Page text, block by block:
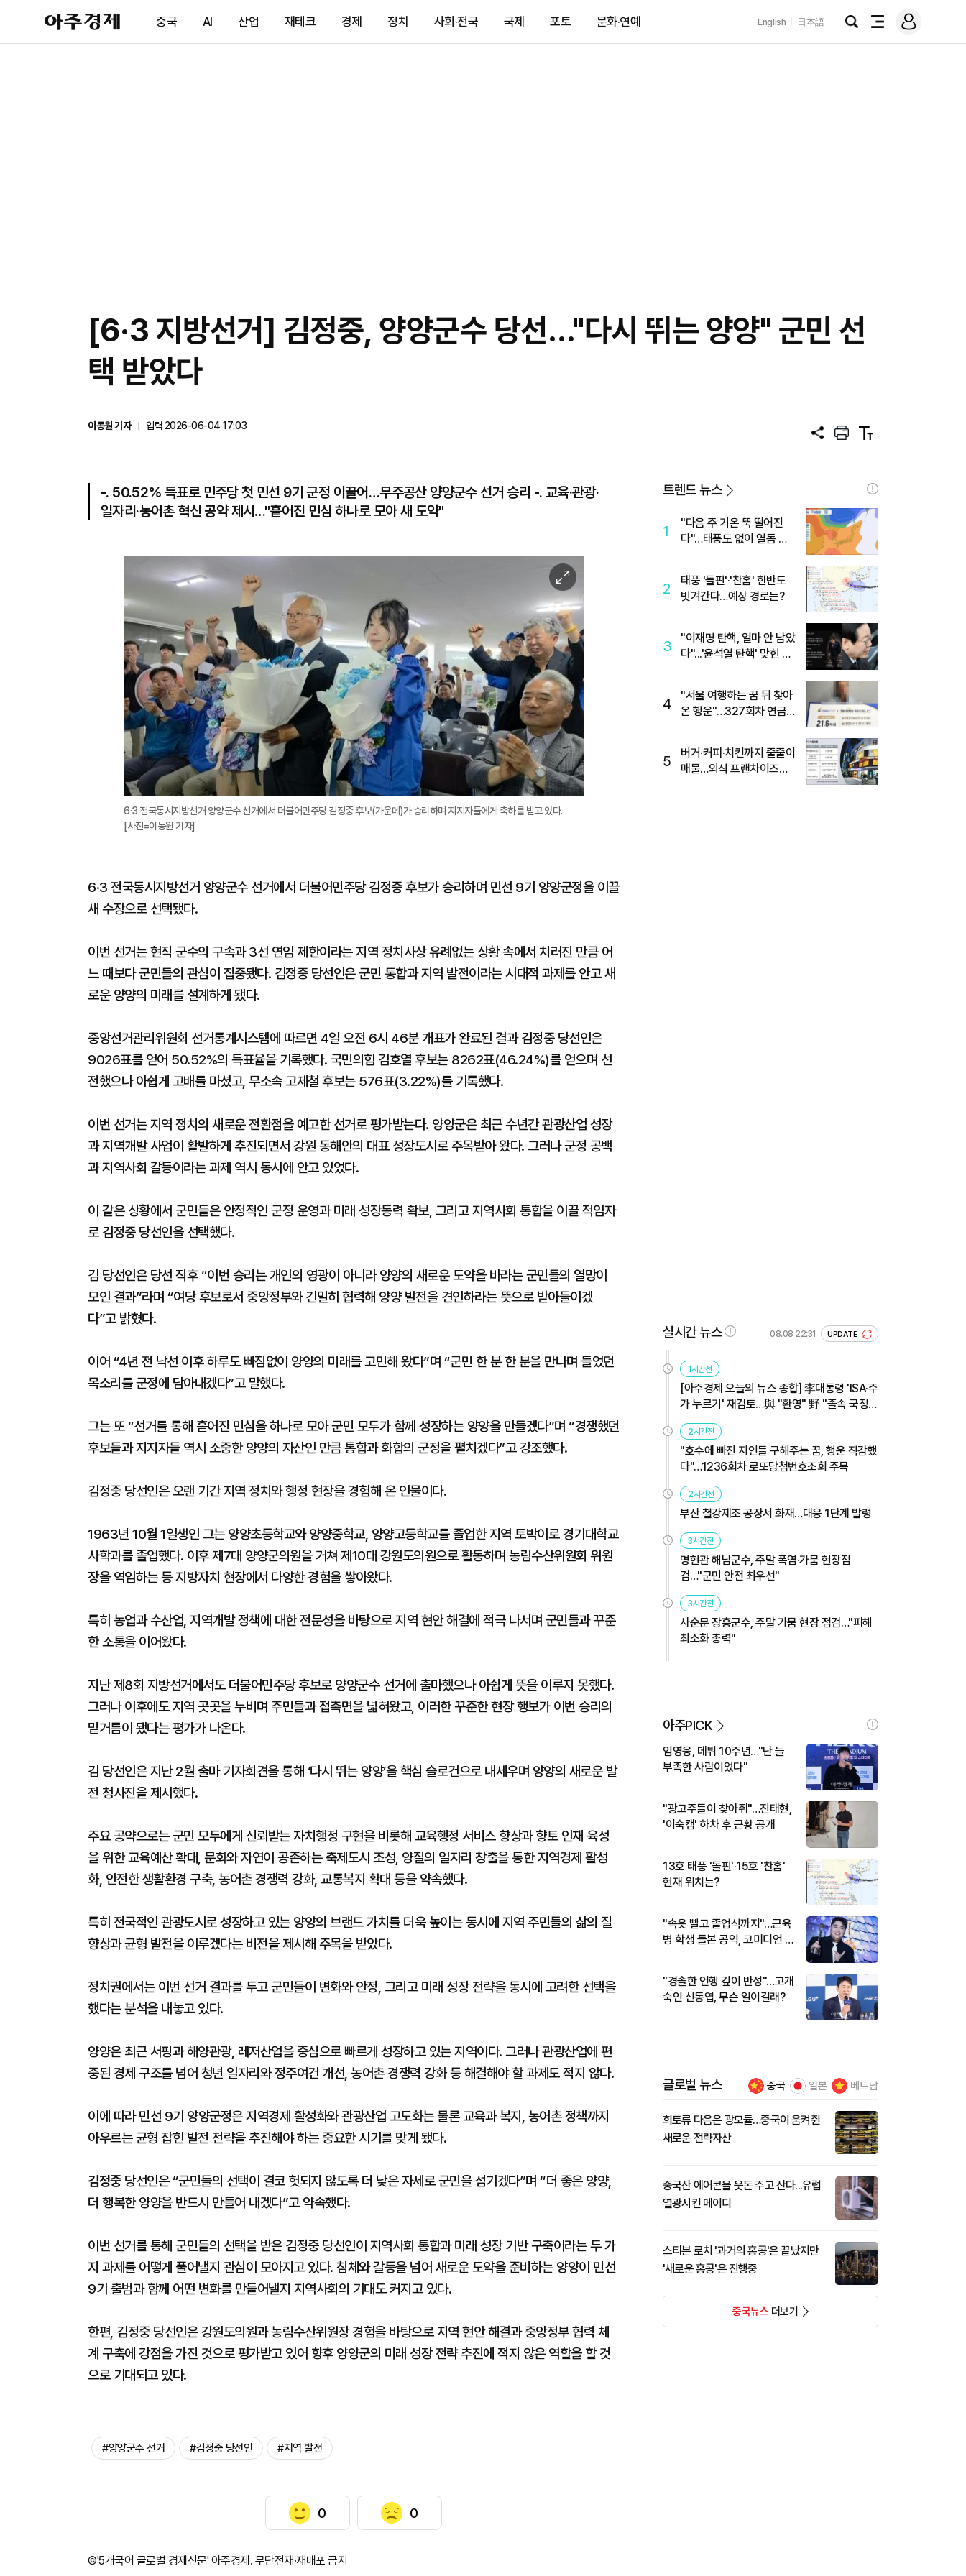
아
주
제
중국 AI 산업 재테크 경제 정치 사회·전국 국제 포토 문화·연예 English 日本語
검
전
메
그
[6·3 지방선거] 김정중, 양양군수 당선…"다시 뛰는 양양" 군민 선
택 받았다
이동원 기자
입력 2026-06-04 17:03
공
프
트
텍
트
-. 50.52% 득표로 민주당 첫 민선 9기 군정 이끌어…무주공산 양양군수 선거 승리 -. 교육·관광·
일자리·농어촌 혁신 공약 제시…"흩어진 민심 하나로 모아 새 도약"
이
미
지
확
대
6·3 전국동시지방선거 양양군수 선거에서 더불어민주당 김정중 후보(가운데)가 승리하며 지지자들에게 축하를 받고 있다.
[사진=이동원 기자]
6·3 전국동시지방선거 양양군수 선거에서 더불어민주당 김정중 후보가 승리하며 민선 9기 양양군정을 이끌
새 수장으로 선택됐다.
이번 선거는 현직 군수의 구속과 3선 연임 제한이라는 지역 정치사상 유례없는 상황 속에서 치러진 만큼 어
느 때보다 군민들의 관심이 집중됐다. 김정중 당선인은 군민 통합과 지역 발전이라는 시대적 과제를 안고 새
로운 양양의 미래를 설계하게 됐다.
중앙선거관리위원회 선거통계시스템에 따르면 4일 오전 6시 46분 개표가 완료된 결과 김정중 당선인은
9026표를 얻어 50.52%의 득표율을 기록했다. 국민의힘 김호열 후보는 8262표(46.24%)를 얻으며 선
전했으나 아쉽게 고배를 마셨고, 무소속 고제철 후보는 576표(3.22%)를 기록했다.
이번 선거는 지역 정치의 새로운 전환점을 예고한 선거로 평가받는다. 양양군은 최근 수년간 관광산업 성장
과 지역개발 사업이 활발하게 추진되면서 강원 동해안의 대표 성장도시로 주목받아 왔다. 그러나 군정 공백
과 지역사회 갈등이라는 과제 역시 동시에 안고 있었다.
이 같은 상황에서 군민들은 안정적인 군정 운영과 미래 성장동력 확보, 그리고 지역사회 통합을 이끌 적임자
로 김정중 당선인을 선택했다.
김 당선인은 당선 직후 “이번 승리는 개인의 영광이 아니라 양양의 새로운 도약을 바라는 군민들의 열망이
모인 결과”라며 “여당 후보로서 중앙정부와 긴밀히 협력해 양양 발전을 견인하라는 뜻으로 받아들이겠
다”고 밝혔다.
이어 “4년 전 낙선 이후 하루도 빠짐없이 양양의 미래를 고민해 왔다”며 “군민 한 분 한 분을 만나며 들었던
목소리를 군정에 담아내겠다”고 말했다.
그는 또 “선거를 통해 흩어진 민심을 하나로 모아 군민 모두가 함께 성장하는 양양을 만들겠다”며 “경쟁했던
후보들과 지지자들 역시 소중한 양양의 자산인 만큼 통합과 화합의 군정을 펼치겠다”고 강조했다.
김정중 당선인은 오랜 기간 지역 정치와 행정 현장을 경험해 온 인물이다.
1963년 10월 1일생인 그는 양양초등학교와 양양중학교, 양양고등학교를 졸업한 지역 토박이로 경기대학교
사학과를 졸업했다. 이후 제7대 양양군의원을 거쳐 제10대 강원도의원으로 활동하며 농림수산위원회 위원
장을 역임하는 등 지방자치 현장에서 다양한 경험을 쌓아왔다.
특히 농업과 수산업, 지역개발 정책에 대한 전문성을 바탕으로 지역 현안 해결에 적극 나서며 군민들과 꾸준
한 소통을 이어왔다.
지난 제8회 지방선거에서도 더불어민주당 후보로 양양군수 선거에 출마했으나 아쉽게 뜻을 이루지 못했다.
그러나 이후에도 지역 곳곳을 누비며 주민들과 접촉면을 넓혀왔고, 이러한 꾸준한 현장 행보가 이번 승리의
밑거름이 됐다는 평가가 나온다.
김 당선인은 지난 2월 출마 기자회견을 통해 ‘다시 뛰는 양양’을 핵심 슬로건으로 내세우며 양양의 새로운 발
전 청사진을 제시했다.
주요 공약으로는 군민 모두에게 신뢰받는 자치행정 구현을 비롯해 교육행정 서비스 향상과 향토 인재 육성
을 위한 교육예산 확대, 문화와 자연이 공존하는 축제도시 조성, 양질의 일자리 창출을 통한 지역경제 활성
화, 안전한 생활환경 구축, 농어촌 경쟁력 강화, 교통복지 확대 등을 약속했다.
특히 전국적인 관광도시로 성장하고 있는 양양의 브랜드 가치를 더욱 높이는 동시에 지역 주민들의 삶의 질
향상과 균형 발전을 이루겠다는 비전을 제시해 주목을 받았다.
정치권에서는 이번 선거 결과를 두고 군민들이 변화와 안정, 그리고 미래 성장 전략을 동시에 고려한 선택을
했다는 분석을 내놓고 있다.
양양은 최근 서핑과 해양관광, 레저산업을 중심으로 빠르게 성장하고 있는 지역이다. 그러나 관광산업에 편
중된 경제 구조를 넘어 청년 일자리와 정주여건 개선, 농어촌 경쟁력 강화 등 해결해야 할 과제도 적지 않다.
이에 따라 민선 9기 양양군정은 지역경제 활성화와 관광산업 고도화는 물론 교육과 복지, 농어촌 정책까지
아우르는 균형 잡힌 발전 전략을 추진해야 하는 중요한 시기를 맞게 됐다.
김정중당선인은 “군민들의 선택이 결코 헛되지 않도록 더 낮은 자세로 군민을 섬기겠다”며 “더 좋은 양양,
더 행복한 양양을 반드시 만들어 내겠다”고 약속했다.
이번 선거를 통해 군민들의 선택을 받은 김정중 당선인이 지역사회 통합과 미래 성장 기반 구축이라는 두 가
지 과제를 어떻게 풀어낼지 관심이 모아지고 있다. 침체와 갈등을 넘어 새로운 도약을 준비하는 양양이 민선
9기 출범과 함께 어떤 변화를 만들어낼지 지역사회의 기대도 커지고 있다.
한편, 김정중 당선인은 강원도의원과 농림수산위원장 경험을 바탕으로 지역 현안 해결과 중앙정부 협력 체
계 구축에 강점을 가진 것으로 평가받고 있어 향후 양양군의 미래 성장 전략 추진에 적지 않은 역할을 할 것
으로 기대되고 있다.
#양양군수 선거 #김정중 당선인 #지역 발전
0 0
©'5개국어 글로벌 경제신문' 아주경제. 무단전재·재배포 금지
트렌드 뉴스
1
"다음 주 기온 뚝 떨어진
다"…태풍도 없이 열돔 박
2
태풍 '돌핀'·'찬홈' 한반도
빗겨간다…예상 경로는?
3
"이재명 탄핵, 얼마 안 남았
다"...'윤석열 탄핵' 맞힌 무
4
"서울 여행하는 꿈 뒤 찾아
온 행운"…327회차 연금
5
버거·커피·치킨까지 줄줄이
매물…외식 프랜차이즈
실시간 뉴스 08.08 22:31 UPDATE
1시간전
[아주경제 오늘의 뉴스 종합] 李대통령 'ISA·주
가 누르기' 재검토…與 "환영" 野 "졸속 국정"
外
2시간전
"호수에 빠진 지인들 구해주는 꿈, 행운 직감했
다"…1236회차 로또당첨번호조회 주목
2시간전
부산 철강제조 공장서 화재…대응 1단계 발령
3시간전
명현관 해남군수, 주말 폭염·가뭄 현장점
검…"군민 안전 최우선"
3시간전
사순문 장흥군수, 주말 가뭄 현장 점검…"피해
최소화 총력"
아주PICK
임영웅, 데뷔 10주년…"난 늘
부족한 사람이었다"
"광고주들이 찾아줘"…진태현,
'이숙캠' 하차 후 근황 공개
13호 태풍 '돌핀'·15호 '찬홈'
현재 위치는?
"속옷 빨고 졸업식까지"…근육
병 학생 돌본 공익, 코미디언 김
"경솔한 언행 깊이 반성"…고개
숙인 신동엽, 무슨 일이길래?
글로벌 뉴스 중국 일본 베트남
희토류 다음은 광모듈…중국이 움켜쥔
새로운 전략자산
중국산 에어콘을 웃돈 주고 산다...유럽
열광시킨 메이디
스티븐 로치 '과거의 홍콩'은 끝났지만
'새로운 홍콩'은 진행중
중국뉴스더보기